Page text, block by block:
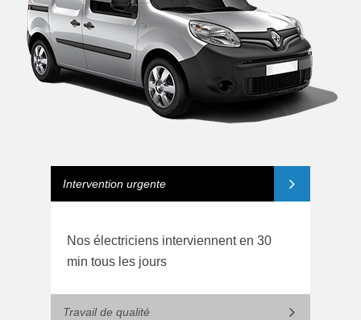
Intervention urgente
Nos électriciens interviennent en 30
min tous les jours
Travail de qualité